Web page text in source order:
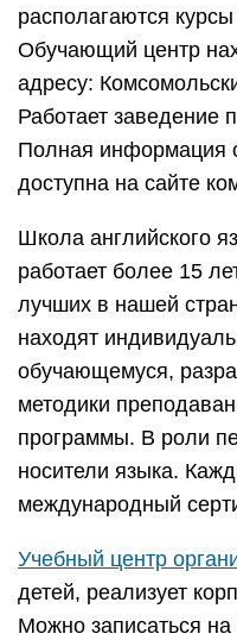
располагаются
Обучающий центр
адресу:
Работает заведение
Полная информация
доступна на сайте
Школа английского
работает более 15
лучших в нашей
находят
обучающемуся,
методики
программы. В роли
носители языка.
международный
Учебный центр
детей, реализует
Можно записаться